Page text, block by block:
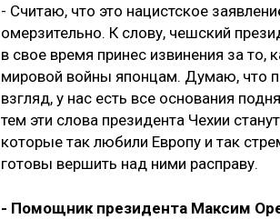
- Считаю, что это нацистское
омерзительно. К слову, чешский
в свое время принес извинения за
мировой войны японцам. Думаю, что
взгляд, у нас есть все основания
тем эти слова президента Чехии
которые так любили Европу и так
готовы вершить над ними расправу.
- Помощник президента Максим